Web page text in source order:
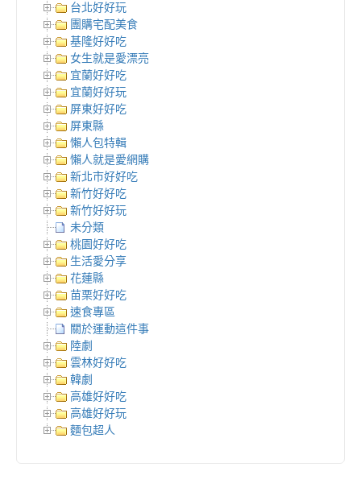
台北好好玩
團購宅配美食
基隆好好吃
女生就是愛漂亮
宜蘭好好吃
宜蘭好好玩
屏東好好吃
屏東縣
懶人包特輯
懶人就是愛網購
新北市好好吃
新竹好好吃
新竹好好玩
未分類
桃園好好吃
生活愛分享
花蓮縣
苗栗好好吃
速食專區
關於運動這件事
陸劇
雲林好好吃
韓劇
高雄好好吃
高雄好好玩
麵包超人